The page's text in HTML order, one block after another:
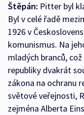
Štěpán: Pitter byl
Byl v celé řadě
1926 v
komunismus. Na
mladých branců,
republiky dvakrát
zákona na ochranu
světové veřejnosti,
zejména Alberta